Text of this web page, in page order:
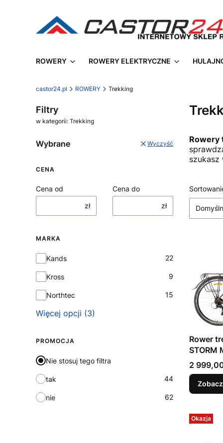
ROWERY ROWERY ELEKTRYCZNE
castor24.pl ROWERY Trekking
Filtry
w kategorii: Trekking
Wybrane Wyczyść
CENA
Cena od
zł
Cena do
zł
MARKA
Marka
Kands 22
Kross 9
Northtec 15
Więcej opcji (3)
PROMOCJA
Nie stosuj tego filtra
tak 44
nie 62
Rowery
szukasz
Lista
Rower
STORM
2026
Cena
2
Okazja